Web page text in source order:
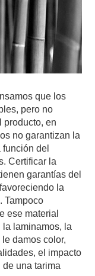
que los
pero no
producto, en
no garantizan la
del
Certificar la
garantías del
la
Tampoco
ese material
la laminamos, la
damos color,
el impacto
una tarima